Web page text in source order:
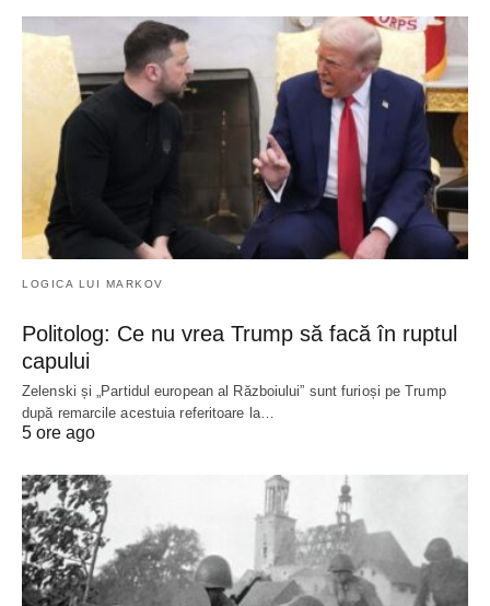
LOGICA LUI MARKOV
Politolog: Ce nu vrea Trump să facă în ruptul
capului
Zelenski și „Partidul european al Războiului” sunt furioși pe Trump
după remarcile acestuia referitoare la…
5 ore ago